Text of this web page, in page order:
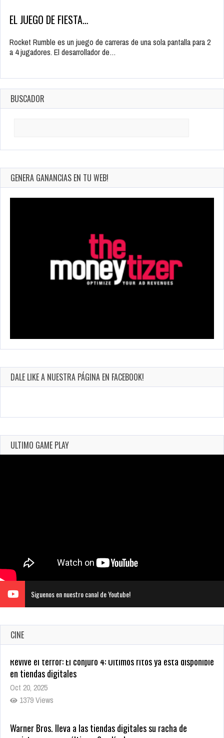
EL JUEGO DE FIESTA…
Rocket Rumble es un juego de carreras de una sola pantalla para 2
a 4 jugadores. El desarrollador de…
BUSCADOR
GENERA GANANCIAS EN TU WEB!
DALE LIKE A NUESTRA PÁGINA EN FACEBOOK!
ULTIMO GAME PLAY
Siguenos en nuestro canal de Youtube!
CINE
Revive el terror: El conjuro 4: Últimos ritos ya está disponible
en tiendas digitales
Oct 20, 2025
Warner Bros. lleva a las tiendas digitales su racha de
registros con sus últimas 6 películas
Oct 17, 2025